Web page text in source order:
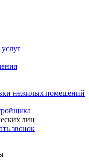
нежилых помещений
лиц
звонок